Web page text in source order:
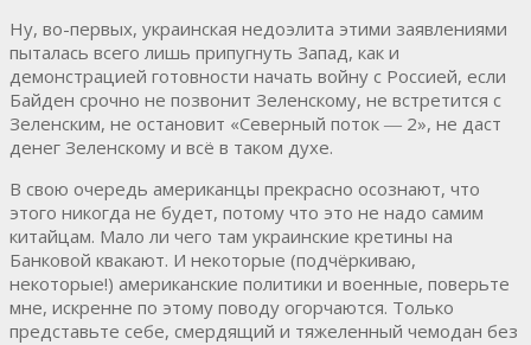
Ну, во-первых, украинская недоэлита этими заявлениями
пыталась всего лишь припугнуть Запад, как и
демонстрацией готовности начать войну с Россией, если
Байден срочно не позвонит Зеленскому, не встретится с
Зеленским, не остановит «Северный поток ― 2», не даст
денег Зеленскому и всё в таком духе.
В свою очередь американцы прекрасно осознают, что
этого никогда не будет, потому что это не надо самим
китайцам. Мало ли чего там украинские кретины на
Банковой квакают. И некоторые (подчёркиваю,
некоторые!) американские политики и военные, поверьте
мне, искренне по этому поводу огорчаются. Только
представьте себе, смердящий и тяжеленный чемодан без